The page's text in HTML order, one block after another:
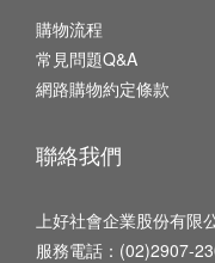
購物流程
常見問題Q&A
網路購物約定條款
聯絡我們
上好社會企業股份有限
服務電話：(02)2907-